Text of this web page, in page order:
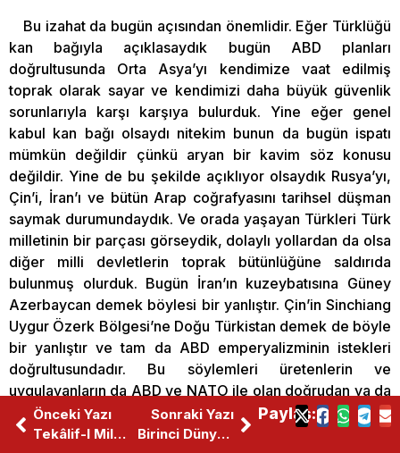
Bu izahat da bugün açısından önemlidir. Eğer Türklüğü
kan bağıyla açıklasaydık bugün ABD planları
doğrultusunda Orta Asya’yı kendimize vaat edilmiş
toprak olarak sayar ve kendimizi daha büyük güvenlik
sorunlarıyla karşı karşıya bulurduk. Yine eğer genel
kabul kan bağı olsaydı nitekim bunun da bugün ispatı
mümkün değildir çünkü aryan bir kavim söz konusu
değildir. Yine de bu şekilde açıklıyor olsaydık Rusya’yı,
Çin’i, İran’ı ve bütün Arap coğrafyasını tarihsel düşman
saymak durumundaydık. Ve orada yaşayan Türkleri Türk
milletinin bir parçası görseydik, dolaylı yollardan da olsa
diğer milli devletlerin toprak bütünlüğüne saldırıda
bulunmuş olurduk. Bugün İran’ın kuzeybatısına Güney
Azerbaycan demek böylesi bir yanlıştır. Çin’in Sinchiang
Uygur Özerk Bölgesi’ne Doğu Türkistan demek de böyle
bir yanlıştır ve tam da ABD emperyalizminin istekleri
doğrultusundadır. Bu söylemleri üretenlerin ve
uygulayanların da ABD ve NATO ile olan doğrudan ya da
dolaylı ilişkileri artık apaçık ortadadır.
Türk olgusunu kan bağıyla ya da etnik temelde ele
Önceki Yazı
Tekâlif-I Milliye Kanunları’ndan Milli Dayanışma Kampanyası’na
Sonraki Yazı
Birinci Dünya Savaşından Cumhuriyete Salgın Hastalıklarla Mücadele
Paylaş: